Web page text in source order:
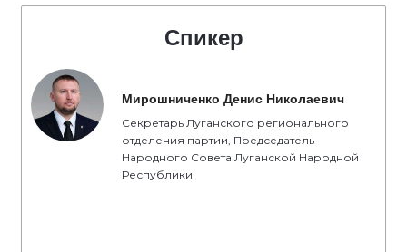
Спикер
Мирошниченко Денис Николаевич
Секретарь Луганского регионального
отделения партии, Председатель
Народного Совета Луганской Народной
Республики